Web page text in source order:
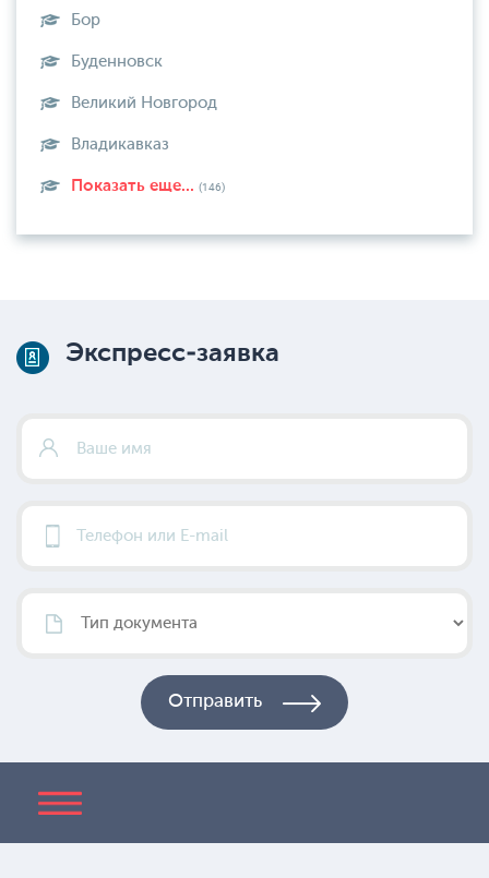
Бор
Буденновск
Великий Новгород
Владикавказ
Показать еще... (146)
Экспресс-заявка